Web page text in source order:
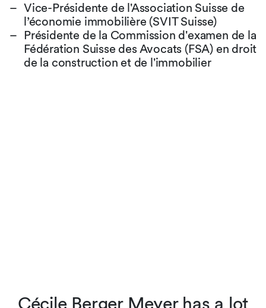
Vice-Présidente de l'Association Suisse de
l’économie immobilière (SVIT Suisse)
Présidente de la Commission d'examen de la
Fédération Suisse des Avocats (FSA) en droit
de la construction et de l'immobilier
Cécile Berger Meyer has a lot